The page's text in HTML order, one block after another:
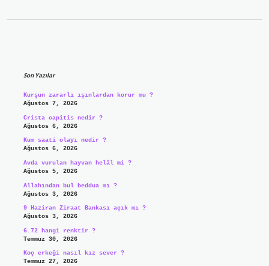
Son Yazılar
Kurşun zararlı ışınlardan korur mu ?
Ağustos 7, 2026
Crista capitis nedir ?
Ağustos 6, 2026
Kum saati olayı nedir ?
Ağustos 6, 2026
Avda vurulan hayvan helâl mi ?
Ağustos 5, 2026
Allahından bul beddua mı ?
Ağustos 3, 2026
9 Haziran Ziraat Bankası açık mı ?
Ağustos 3, 2026
6.72 hangi renktir ?
Temmuz 30, 2026
Koç erkeği nasıl kız sever ?
Temmuz 27, 2026